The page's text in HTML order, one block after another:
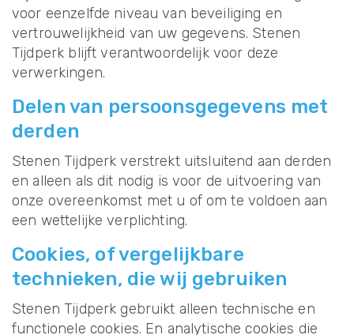
voor eenzelfde niveau van beveiliging en
vertrouwelijkheid van uw gegevens. Stenen
Tijdperk blijft verantwoordelijk voor deze
verwerkingen.
Delen van persoonsgegevens met
derden
Stenen Tijdperk verstrekt uitsluitend aan derden
en alleen als dit nodig is voor de uitvoering van
onze overeenkomst met u of om te voldoen aan
een wettelijke verplichting.
Cookies, of vergelijkbare
technieken, die wij gebruiken
Stenen Tijdperk gebruikt alleen technische en
functionele cookies. En analytische cookies die